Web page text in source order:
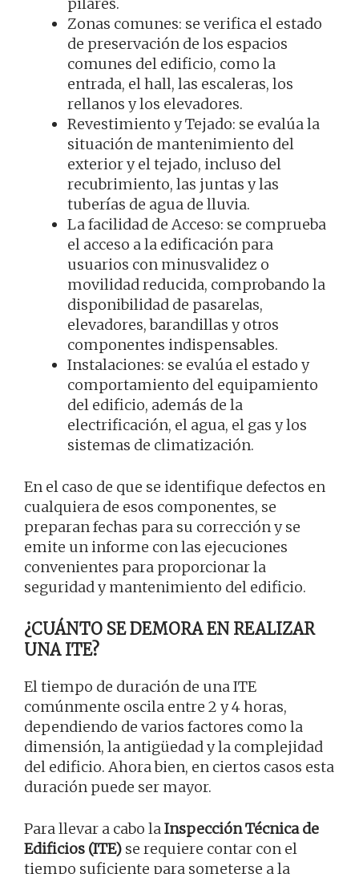
pilares.
Zonas comunes: se verifica el estado
de preservación de los espacios
comunes del edificio, como la
entrada, el hall, las escaleras, los
rellanos y los elevadores.
Revestimiento y Tejado: se evalúa la
situación de mantenimiento del
exterior y el tejado, incluso del
recubrimiento, las juntas y las
tuberías de agua de lluvia.
La facilidad de Acceso: se comprueba
el acceso a la edificación para
usuarios con minusvalidez o
movilidad reducida, comprobando la
disponibilidad de pasarelas,
elevadores, barandillas y otros
componentes indispensables.
Instalaciones: se evalúa el estado y
comportamiento del equipamiento
del edificio, además de la
electrificación, el agua, el gas y los
sistemas de climatización.
En el caso de que se identifique defectos en
cualquiera de esos componentes, se
preparan fechas para su corrección y se
emite un informe con las ejecuciones
convenientes para proporcionar la
seguridad y mantenimiento del edificio.
¿CUÁNTO SE DEMORA EN REALIZAR
UNA ITE?
El tiempo de duración de una ITE
comúnmente oscila entre 2 y 4 horas,
dependiendo de varios factores como la
dimensión, la antigüedad y la complejidad
del edificio. Ahora bien, en ciertos casos esta
duración puede ser mayor.
Para llevar a cabo laInspección Técnica de
Edificios (ITE) se requiere contar con el
tiempo suficiente para someterse a la